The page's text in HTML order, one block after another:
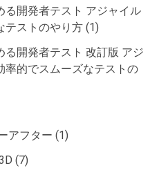
る開発者テスト アジャイル
テストのやり方 (1)
る開発者テスト 改訂版 アジ
率的でスムーズなテストの
アフター (1)
(7)